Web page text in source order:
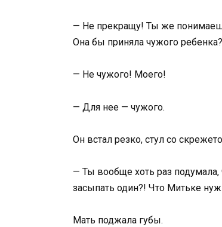
— Не прекращу! Ты же
Она бы приняла чужого ребенка?
— Не чужого! Моего!
— Для нее — чужого.
Он встал резко, стул со
— Ты вообще хоть раз подумала,
засыпать один?! Что Митьке
Мать поджала губы.